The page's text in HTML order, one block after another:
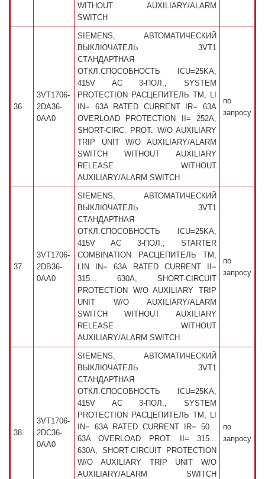
WITHOUT AUXILIARY/ALARM
SWITCH
36
3VT1706-
2DA36-
0AA0
SIEMENS, АВТОМАТИЧЕСКИЙ
ВЫКЛЮЧАТЕЛЬ 3VT1
СТАНДАРТНАЯ
ОТКЛ.СПОСОБНОСТЬ ICU=25KA,
415V AC 3-ПОЛ., SYSTEM
PROTECTION РАСЦЕПИТЕЛЬ TM, LI
IN= 63A RATED CURRENT IR= 63A
OVERLOAD PROTECTION II= 252A,
SHORT-CIRC. PROT. W/O AUXILIARY
TRIP UNIT W/O AUXILIARY/ALARM
SWITCH WITHOUT AUXILIARY
RELEASE WITHOUT
AUXILIARY/ALARM SWITCH
по
запросу
37
3VT1706-
2DB36-
0AA0
SIEMENS, АВТОМАТИЧЕСКИЙ
ВЫКЛЮЧАТЕЛЬ 3VT1
СТАНДАРТНАЯ
ОТКЛ.СПОСОБНОСТЬ ICU=25KA,
415V AC 3-ПОЛ.; STARTER
COMBINATION РАСЦЕПИТЕЛЬ TM,
LIN IN= 63A RATED CURRENT II=
315... 630A, SHORT-CIRCUIT
PROTECTION W/O AUXILIARY TRIP
UNIT W/O AUXILIARY/ALARM
SWITCH WITHOUT AUXILIARY
RELEASE WITHOUT
AUXILIARY/ALARM SWITCH
по
запросу
38
3VT1706-
2DC36-
0AA0
SIEMENS, АВТОМАТИЧЕСКИЙ
ВЫКЛЮЧАТЕЛЬ 3VT1
СТАНДАРТНАЯ
ОТКЛ.СПОСОБНОСТЬ ICU=25KA,
415V AC 3-ПОЛ., SYSTEM
PROTECTION РАСЦЕПИТЕЛЬ TM, LI
IN= 63A RATED CURRENT IR= 50...
63A OVERLOAD PROT. II= 315...
630A, SHORT-CIRCUIT PROTECTION
W/O AUXILIARY TRIP UNIT W/O
AUXILIARY/ALARM SWITCH
по
запросу